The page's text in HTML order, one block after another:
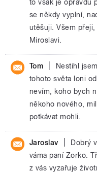
to však je opravdu
se někdy vyplní,
utěšuji. Všem
Miroslavi.
Tom
Nestihl
tohoto světa loni
nevím, koho bych
někoho nového,
potkávat mohli.
Jaroslav
Dobrý
váma paní Zorko.
z vás vyzařuje